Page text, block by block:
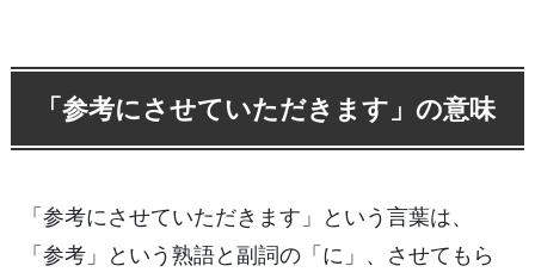
「参考にさせていただきます」の意味
「参考にさせていただきます」という言葉は、
「参考」という熟語と副詞の「に」、させてもら